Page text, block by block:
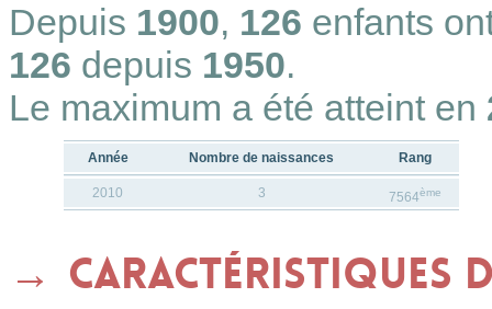
Depuis 1900, 126 enfants
126 depuis 1950.
Le maximum a été atteint en
Année Nombre de naissances Rang
2010 3 7564ème
Caractéristiques